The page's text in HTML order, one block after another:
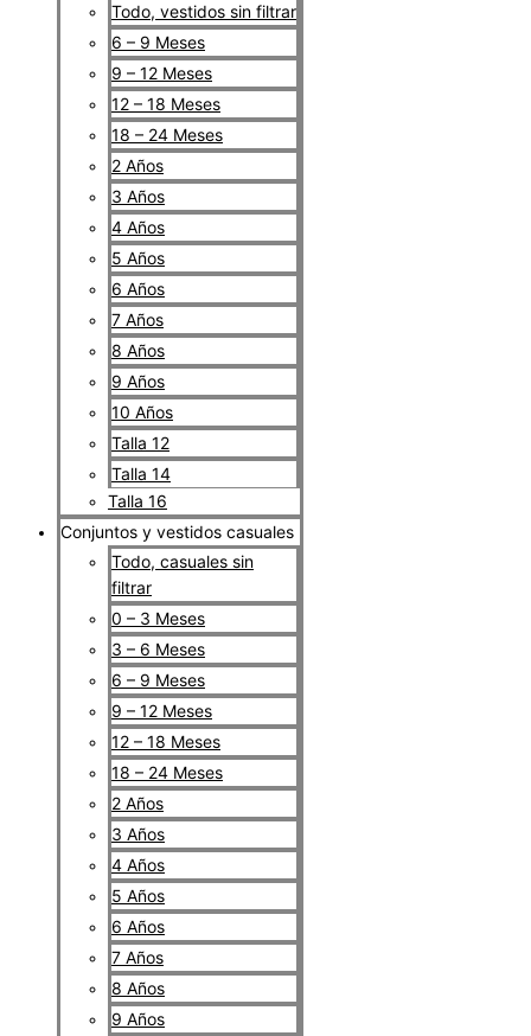
Todo, vestidos sin filtrar
6 – 9 Meses
9 – 12 Meses
12 – 18 Meses
18 – 24 Meses
2 Años
3 Años
4 Años
5 Años
6 Años
7 Años
8 Años
9 Años
10 Años
Talla 12
Talla 14
Talla 16
Conjuntos y vestidos casuales
Todo, casuales sin
filtrar
0 – 3 Meses
3 – 6 Meses
6 – 9 Meses
9 – 12 Meses
12 – 18 Meses
18 – 24 Meses
2 Años
3 Años
4 Años
5 Años
6 Años
7 Años
8 Años
9 Años